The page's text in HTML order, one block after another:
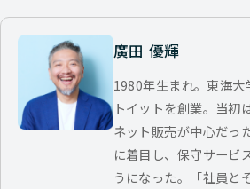
廣田 優輝
1980年生まれ。東海大
トイットを創業。当初
ネット販売が中心だっ
に着目し、保守サービ
うになった。「社員と